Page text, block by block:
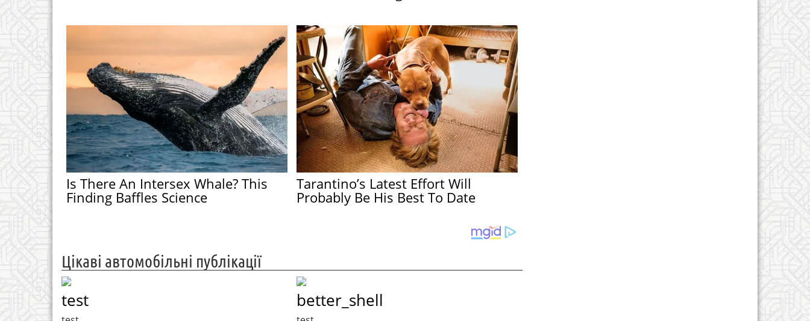
Is There An Intersex Whale? This
Finding Baffles Science
Tarantino’s Latest Effort Will
Probably Be His Best To Date
Цікаві автомобільні публікації
test better_shell